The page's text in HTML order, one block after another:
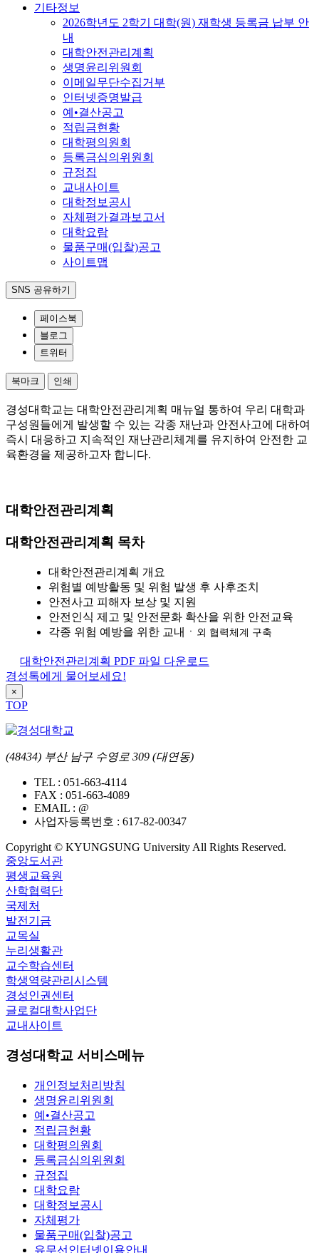
기타정보
2026학년도 2학기 대학(원) 재학생 등록금 납부 안
내
대학안전관리계획
생명윤리위원회
이메일무단수집거부
인터넷증명발급
예•결산공고
적립금현황
대학평의원회
등록금심의위원회
규정집
교내사이트
대학정보공시
자체평가결과보고서
대학요람
물품구매(입찰)공고
사이트맵
SNS 공유하기
페이스북
블로그
트위터
북마크 인쇄
경성대학교는 대학안전관리계획 매뉴얼 통하여 우리 대학과
구성원들에게 발생할 수 있는 각종 재난과 안전사고에 대하여
즉시 대응하고 지속적인 재난관리체계를 유지하여 안전한 교
육환경을 제공하고자 합니다.
대학안전관리계획
대학안전관리계획 목차
대학안전관리계획 개요
위험별 예방활동 및 위험 발생 후 사후조치
안전사고 피해자 보상 및 지원
안전인식 제고 및 안전문화 확산을 위한 안전교육
각종 위험 예방을 위한 교내ㆍ 외 협력체계 구축
대학안전관리계획 PDF 파일 다운로드
경성톡에게 물어보세요!
×
TOP
(48434) 부산 남구 수영로 309 (대연동)
TEL : 051-663-4114
FAX : 051-663-4089
EMAIL : @
사업자등록번호 : 617-82-00347
Copyright © KYUNGSUNG University All Rights Reserved.
중앙도서관
평생교육원
산학협력단
국제처
발전기금
교목실
누리생활관
교수학습센터
학생역량관리시스템
경성인권센터
글로컬대학사업단
교내사이트
경성대학교 서비스메뉴
개인정보처리방침
생명윤리위원회
예•결산공고
적립금현황
대학평의원회
등록금심의위원회
규정집
대학요람
대학정보공시
자체평가
물품구매(입찰)공고
유무선인터넷이용안내